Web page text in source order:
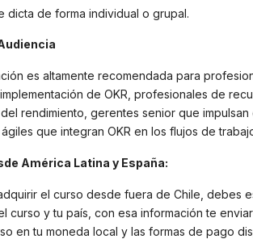
dicta de forma individual o grupal.
es altamente recomendada para
de OKR, profesionales de
rendimiento, gerentes senior que
que integran OKR en los flujos de
América Latina y España:
el curso desde fuera de Chile, debes
curso y tu país, con esa información te
en tu moneda local y las formas de pago